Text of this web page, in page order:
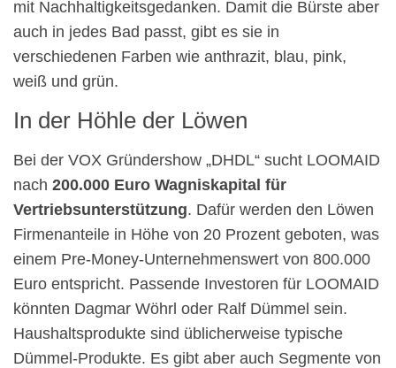
mit Nachhaltigkeitsgedanken. Damit die Bürste aber
auch in jedes Bad passt, gibt es sie in
verschiedenen Farben wie anthrazit, blau, pink,
weiß und grün.
In der Höhle der Löwen
Bei der VOX Gründershow „DHDL“ sucht LOOMAID
nach 200.000 Euro Wagniskapital für
Vertriebsunterstützung. Dafür werden den Löwen
Firmenanteile in Höhe von 20 Prozent geboten, was
einem Pre-Money-Unternehmenswert von 800.000
Euro entspricht. Passende Investoren für LOOMAID
könnten Dagmar Wöhrl oder Ralf Dümmel sein.
Haushaltsprodukte sind üblicherweise typische
Dümmel-Produkte. Es gibt aber auch Segmente von